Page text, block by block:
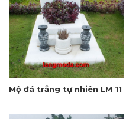
Mộ đá trắng tự nhiên LM 11